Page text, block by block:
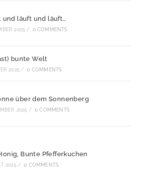
und läuft und läuft…
2025 / 0 COMMENTS
bunte Welt
2025 / 0 COMMENTS
über dem Sonnenberg
2025 / 0 COMMENTS
Bunte Pfefferkuchen
2025 / 0 COMMENTS